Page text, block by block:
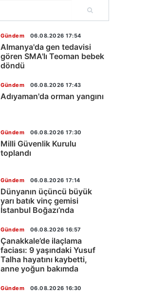
Gündem 06.08.2026 17:54
Almanya'da gen tedavisi
gören SMA'lı Teoman bebek
döndü
Gündem 06.08.2026 17:43
Adıyaman'da orman yangını
Gündem 06.08.2026 17:30
Milli Güvenlik Kurulu
toplandı
Gündem 06.08.2026 17:14
Dünyanın üçüncü büyük
yarı batık vinç gemisi
İstanbul Boğazı’nda
Gündem 06.08.2026 16:57
Çanakkale’de ilaçlama
faciası: 9 yaşındaki Yusuf
Talha hayatını kaybetti,
anne yoğun bakımda
Gündem 06.08.2026 16:30